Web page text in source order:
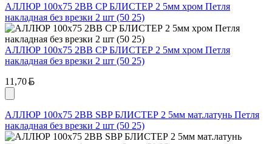
АЛЛЮР 100х75 2BB CP БЛИСТЕР 2 5мм хром Петля
накладная без врезки 2 шт (50 25)
АЛЛЮР 100х75 2BB CP БЛИСТЕР 2 5мм хром Петля
накладная без врезки 2 шт (50 25)
11,70
АЛЛЮР 100х75 2BB SBP БЛИСТЕР 2 5мм мат.латунь Петля
накладная без врезки 2 шт (50 25)